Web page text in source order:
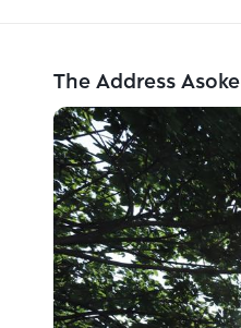
The Address Asoke